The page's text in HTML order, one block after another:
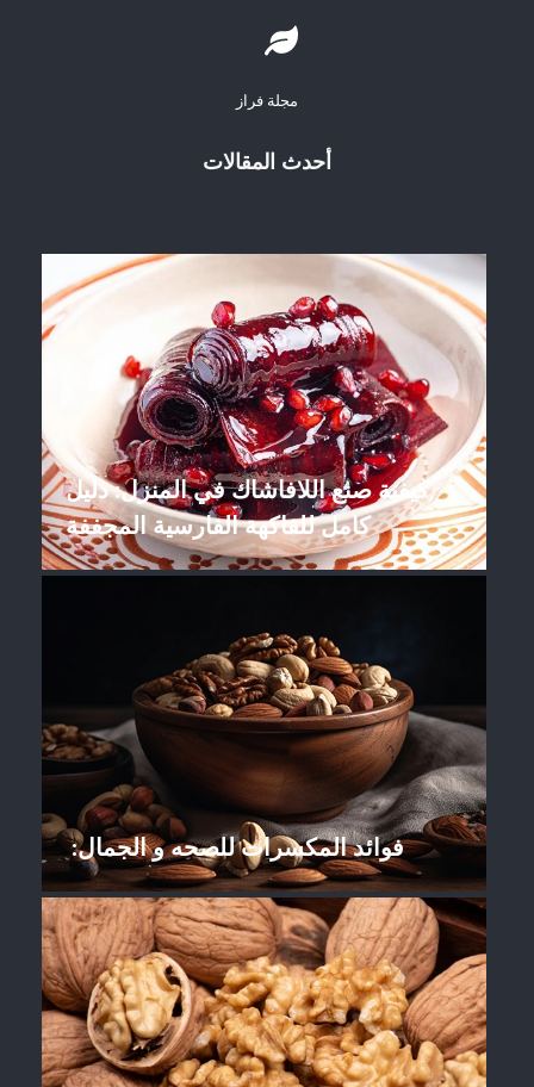
مجلة فراز
أحدث المقالات
كيفية صنع اللافاشاك في المنزل: دليل
كامل للفاكهة الفارسية المجففة
فوائد المکسرات للصحه و الجمال: